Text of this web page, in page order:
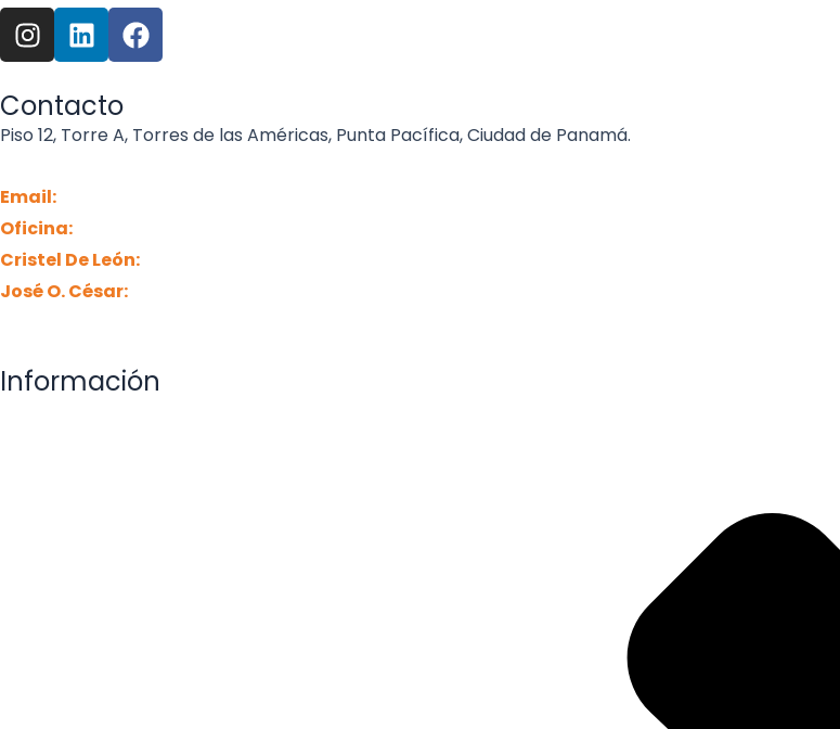
I
n
s
t
a
r
a
m
L
i
n
k
e
F
a
c
b
Contacto
Piso 12, Torre A, Torres de las Américas, Punta Pacífica, Ciudad de Panamá.
Email:
Oficina:
Cristel De León:
José O. César:
Información